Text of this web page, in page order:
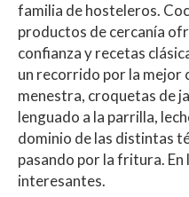
familia de hosteleros.
productos de cercanía
confianza y recetas
un recorrido por la mejor
menestra, croquetas de
lenguado a la parrilla,
dominio de las distintas
pasando por la fritura. En
interesantes.